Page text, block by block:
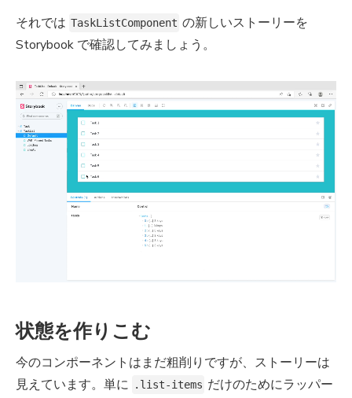
それでは TaskListComponent の新しいストーリーを
Storybook で確認してみましょう。
状態を作りこむ
今のコンポーネントはまだ粗削りですが、ストーリーは
見えています。単に
.list-items だけのためにラッパー